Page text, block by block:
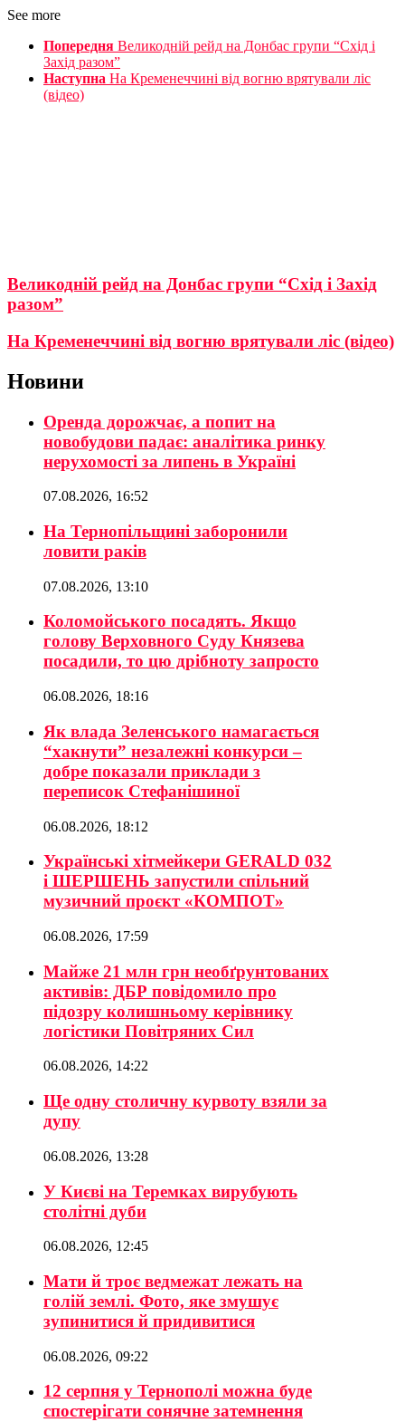
See more
Попередня Великодній рейд на Донбас групи “Схід і
Захід разом”
Наступна На Кременеччині від вогню врятували ліс
(відео)
Великодній рейд на Донбас групи “Схід і Захід
разом”
На Кременеччині від вогню врятували ліс (відео)
Новини
Оренда дорожчає, а попит на
новобудови падає: аналітика ринку
нерухомості за липень в Україні
07.08.2026, 16:52
На Тернопільщині заборонили
ловити раків
07.08.2026, 13:10
Коломойського посадять. Якщо
голову Верховного Суду Князева
посадили, то цю дрібноту запросто
06.08.2026, 18:16
Як влада Зеленського намагається
“хакнути” незалежні конкурси –
добре показали приклади з
переписок Стефанішиної
06.08.2026, 18:12
Українські хітмейкери GERALD 032
і ШЕРШЕНЬ запустили спільний
музичний проєкт «КОМПОТ»
06.08.2026, 17:59
Майже 21 млн грн необґрунтованих
активів: ДБР повідомило про
підозру колишньому керівнику
логістики Повітряних Сил
06.08.2026, 14:22
Ще одну столичну курвоту взяли за
дупу
06.08.2026, 13:28
У Києві на Теремках вирубують
столітні дуби
06.08.2026, 12:45
Мати й троє ведмежат лежать на
голій землі. Фото, яке змушує
зупинитися й придивитися
06.08.2026, 09:22
12 серпня у Тернополі можна буде
спостерігати сонячне затемнення